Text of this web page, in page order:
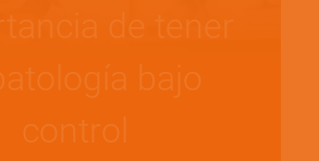
de tener
bajo
control